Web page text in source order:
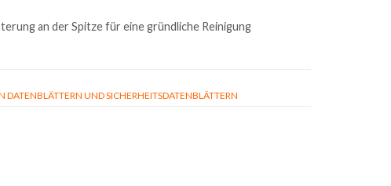
an der Spitze für eine gründliche Reinigung
UND SICHERHEITSDATENBLÄTTERN